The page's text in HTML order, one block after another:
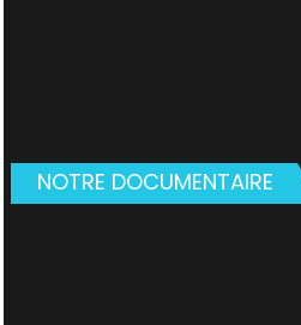
NOTRE DOCUMENTAIRE